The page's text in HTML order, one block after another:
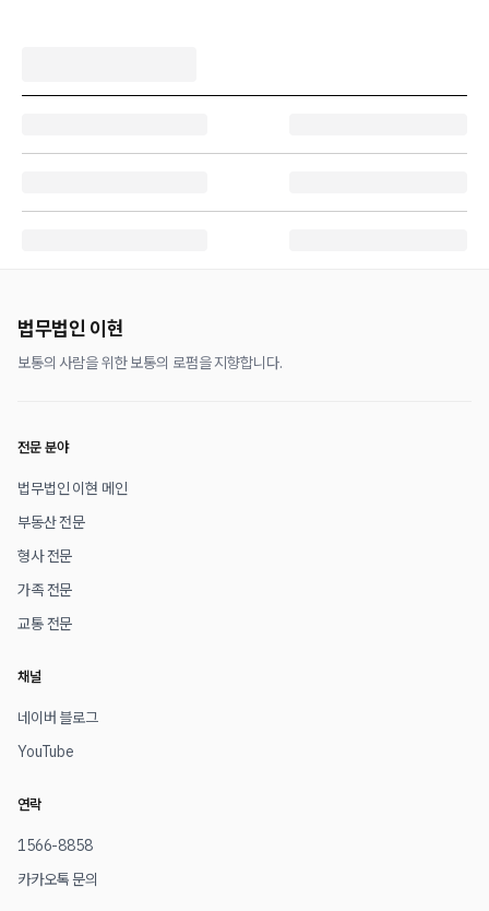
법무법인 이현
보통의 사람을 위한 보통의 로펌을 지향합니다.
전문 분야
법무법인 이현 메인
부동산 전문
형사 전문
가족 전문
교통 전문
채널
네이버 블로그
YouTube
연락
1566-8858
카카오톡 문의